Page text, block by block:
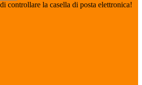
controllare la casella di posta elettronica!